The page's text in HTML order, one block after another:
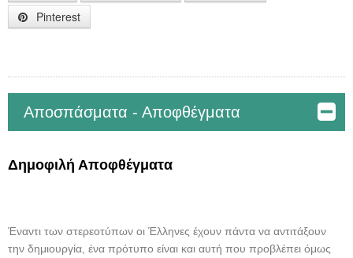
Pinterest
Αποσπάσματα - Αποφθέγματα
Δημοφιλή Αποφθέγματα
Έναντι των στερεοτύπων οι Έλληνες έχουν πάντα να αντιτάξουν
την δημιουργία, ένα πρότυπο είναι και αυτή που προβλέπει όμως